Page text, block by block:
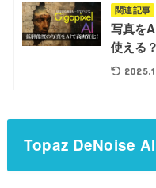
関連記事
写真を
使える？
Topaz DeNoise